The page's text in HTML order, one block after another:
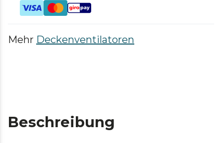
Mehr Deckenventilatoren
Beschreibung